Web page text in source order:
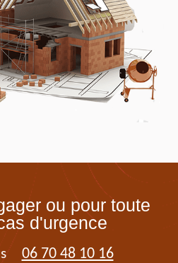
ou pour toute
d'urgence
06 70 48 10 16